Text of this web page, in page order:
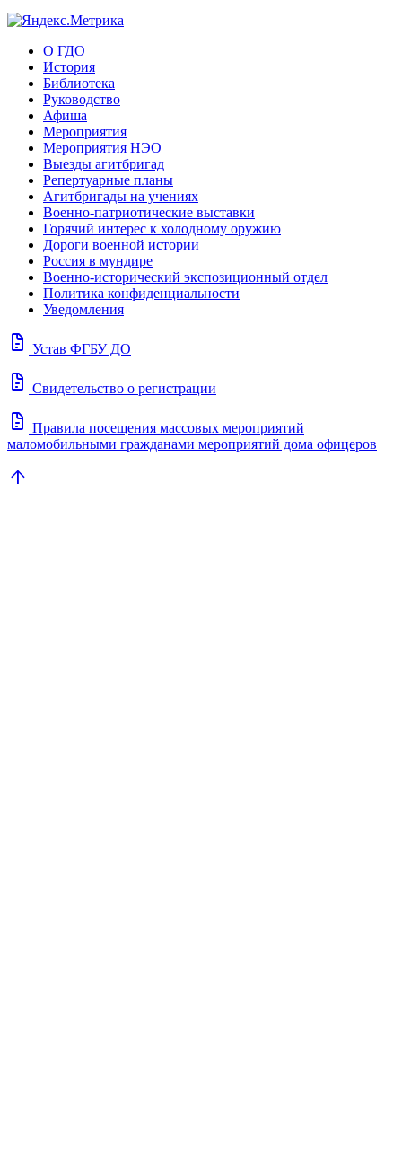
О ГДО
История
Библиотека
Руководство
Афиша
Мероприятия
Мероприятия НЭО
Выезды агитбригад
Репертуарные планы
Агитбригады на учениях
Военно-патриотические выставки
Горячий интерес к холодному оружию
Дороги военной истории
Россия в мундире
Военно-исторический экспозиционный отдел
Политика конфиденциальности
Уведомления
docs Устав ФГБУ ДО
docs Свидетельство о регистрации
docs Правила посещения массовых мероприятий
маломобильными гражданами мероприятий дома офицеров
arrow_upward